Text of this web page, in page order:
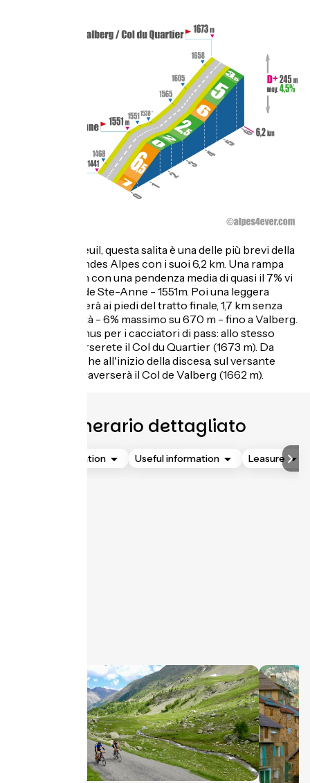
Partendo da Beuil, questa salita è una delle più brevi della
Route des Grandes Alpes con i suoi 6,2 km. Una rampa
iniziale di 1,6 km con una pendenza media di quasi il 7% vi
porterà al Col de Ste-Anne - 1551m. Poi una leggera
discesa vi porterà ai piedi del tratto finale, 1,7 km senza
troppe difficoltà - 6% massimo su 670 m - fino a Valberg.
Un piccolo bonus per i cacciatori di pass: allo stesso
tempo, attraverserete il Col du Quartier (1673 m). Da
notare anche che all'inizio della discesa, sul versante
opposto, si attraverserà il Col de Valberg (1662 m).
Itinerario dettagliato
Accommodation Useful information Leasure